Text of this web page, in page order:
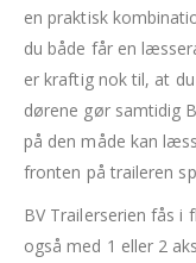
en praktisk
du både får en
er kraftig nok til, at
dørene gør samtidig
på den måde kan
fronten på traileren
BV Trailerserien fås
også med 1 eller 2